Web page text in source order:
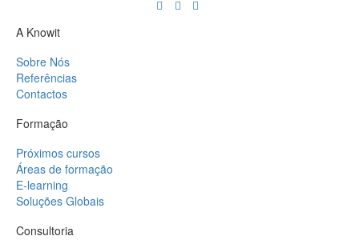
A Knowit
Sobre Nós
Referências
Contactos
Formação
Próximos cursos
Áreas de formação
E-learning
Soluções Globais
Consultoria